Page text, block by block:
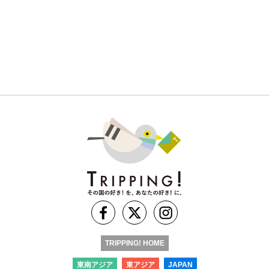
TRIPPING! HOME
東南アジア 東アジア JAPAN